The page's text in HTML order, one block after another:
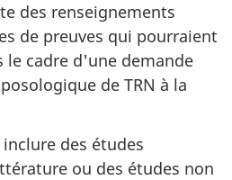
des renseignements
de preuves qui pourraient
le cadre d'une demande
de TRN à la
des études
ou des études non